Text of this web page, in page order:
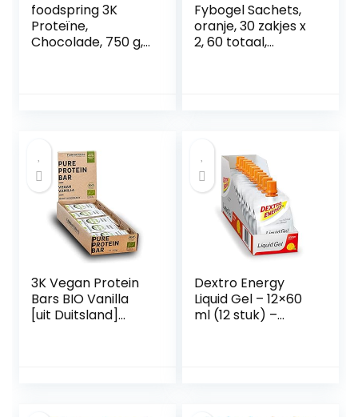
foodspring 3K
Proteïne,
Chocolade, 750 g,
Fybogel Sachets,
oranje, 30 zakjes x
2, 60 totaal,
opgeblazen
gevoel, werkt
natuurlijk,
laxeermiddelen,
3K Vegan Protein
Bars BIO Vanilla
[uit Duitsland]
Dextro Energy
Liquid Gel – 12×60
ml (12 stuk) –